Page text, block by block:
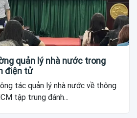
quản lý nhà nước trong
điện tử
tác quản lý nhà nước về thông
tập trung đánh...